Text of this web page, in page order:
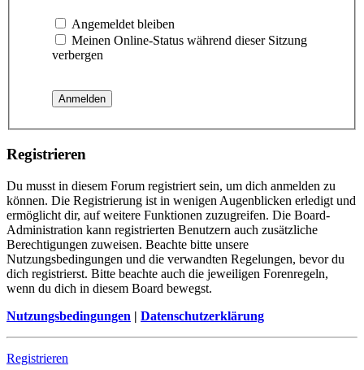
Angemeldet bleiben
Meinen Online-Status während dieser Sitzung
verbergen
Registrieren
Du musst in diesem Forum registriert sein, um dich anmelden zu
können. Die Registrierung ist in wenigen Augenblicken erledigt und
ermöglicht dir, auf weitere Funktionen zuzugreifen. Die Board-
Administration kann registrierten Benutzern auch zusätzliche
Berechtigungen zuweisen. Beachte bitte unsere
Nutzungsbedingungen und die verwandten Regelungen, bevor du
dich registrierst. Bitte beachte auch die jeweiligen Forenregeln,
wenn du dich in diesem Board bewegst.
Nutzungsbedingungen | Datenschutzerklärung
Registrieren